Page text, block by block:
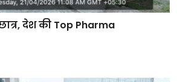
देश की Top Pharma